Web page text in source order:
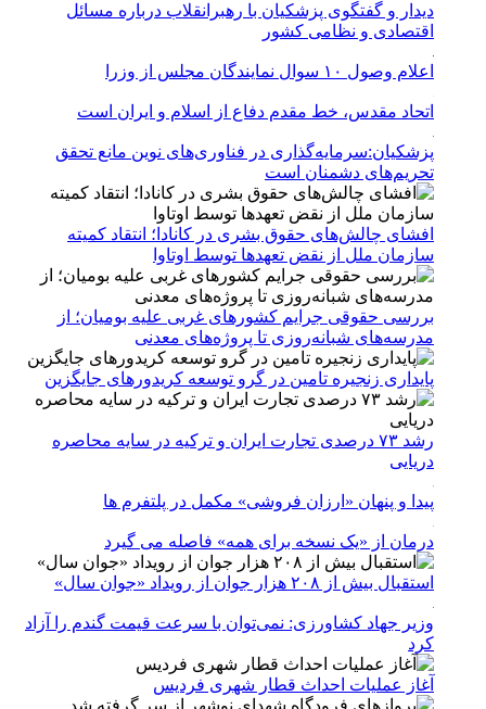
دیدار و گفتگوی پزشکیان با رهبرانقلاب درباره مسائل
اقتصادی و نظامی کشور
اعلام وصول ۱۰ سوال نمایندگان مجلس از وزرا
اتحاد مقدس، خط مقدم دفاع از اسلام و ایران است
پزشکیان:سرمایه‌گذاری در فناوری‌های نوین مانع تحقق
تحریم‌های دشمنان است
افشای چالش‌های حقوق بشری در کانادا؛ انتقاد کمیته
سازمان ملل از نقض تعهد‌ها توسط اوتاوا
بررسی حقوقی جرایم کشور‌های غربی علیه بومیان؛ از
مدرسه‌های شبانه‌روزی تا پروژه‌های معدنی
پایداری زنجیره تامین در گرو توسعه کریدورهای جایگزین
رشد ۷۳ درصدی تجارت ایران و ترکیه در سایه محاصره
دریایی
پیدا و پنهان «ارزان فروشی» مکمل در پلتفرم ها
درمان از «یک نسخه برای همه» فاصله می گیرد
استقبال بیش از ۲۰۸ هزار جوان از رویداد «جوان سال»
وزیر جهاد کشاورزی: نمی‌توان با سرعت قیمت گندم را آزاد
کرد
آغاز عملیات احداث قطار شهری فردیس